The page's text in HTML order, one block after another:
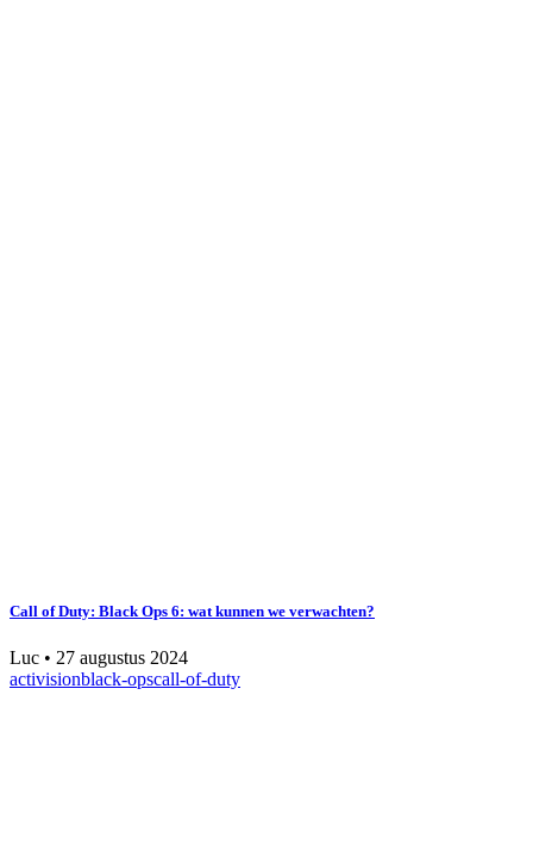
Call of Duty: Black Ops 6: wat kunnen we verwachten?
Luc • 27 augustus 2024
activisionblack-opscall-of-duty